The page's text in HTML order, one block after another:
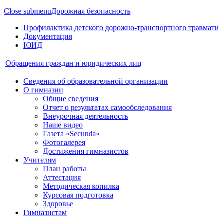
Close submenuДорожная безопасность
Профилактика детского дорожно-транспортного
Документация
ЮИД
Обращения граждан и юридических лиц
Сведения об образовательной организации
О гимназии
Общие сведения
Отчет о результатах самообследования
Внеурочная деятельность
Наше видео
Газета «Secunda»
Фотогалерея
Достижения гимназистов
Учителям
План работы
Аттестация
Методическая копилка
Курсовая подготовка
Здоровье
Гимназистам